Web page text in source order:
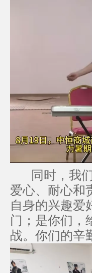
同时，我们
爱心、耐心和
自身的兴趣爱
门；是你们，
战。你们的辛